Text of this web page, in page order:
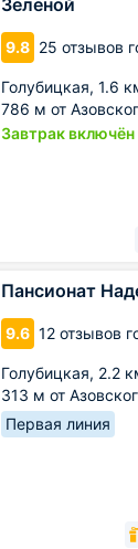
Зеленой
9.8 25 отзывов
Голубицкая, 1.6
786 м от
Завтрак включён
Пансионат
9.6 12 отзывов
Голубицкая, 2.2
313 м от
Первая линия